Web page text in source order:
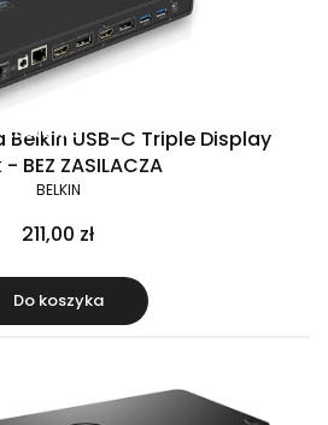
USB-C Triple Display
BEZ ZASILACZA
BELKIN
211,00 zł
Do koszyka